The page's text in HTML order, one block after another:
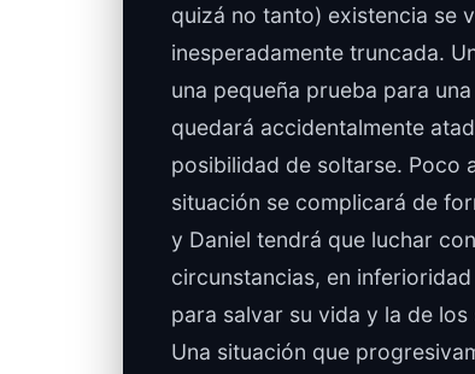
quizá no tanto) existencia se
inesperadamente truncada.
una pequeña prueba para
quedará accidentalmente
posibilidad de soltarse. Poco
situación se complicará de
y Daniel tendrá que luchar
circunstancias, en
para salvar su vida y la de los
Una situación que